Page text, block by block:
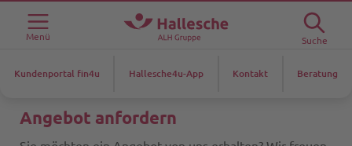
Menü Suche
Kundenportal fin4u Hallesche4u-App Kontakt Beratung
Angebot anfordern